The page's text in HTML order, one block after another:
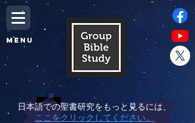
MENU
日本語での聖書研究をもっと見るには、
ここをクリックしてください。